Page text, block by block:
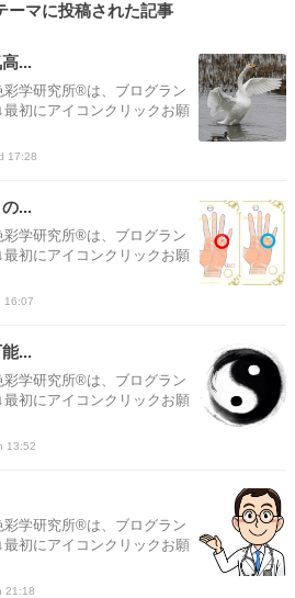
ーマに投稿された記事
...
学研究所®は、ブログラン
初にアイコンクリックお願
17:28
...
学研究所®は、ブログラン
初にアイコンクリックお願
16:07
...
学研究所®は、ブログラン
初にアイコンクリックお願
13:52
学研究所®は、ブログラン
初にアイコンクリックお願
21:18